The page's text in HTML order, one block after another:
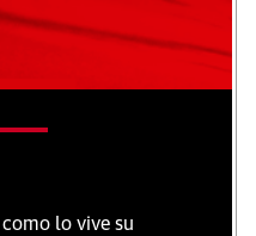
lo vive su